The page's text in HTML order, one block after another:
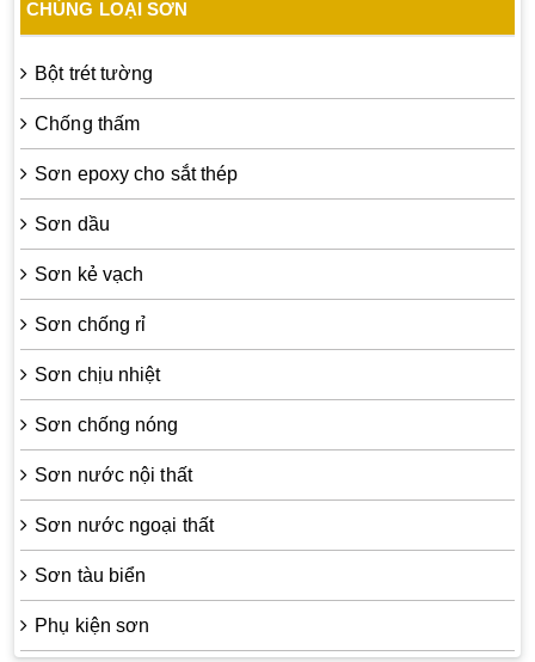
CHỦNG LOẠI SƠN
Bột trét tường
Chống thấm
Sơn epoxy cho sắt thép
Sơn dầu
Sơn kẻ vạch
Sơn chống rỉ
Sơn chịu nhiệt
Sơn chống nóng
Sơn nước nội thất
Sơn nước ngoại thất
Sơn tàu biển
Phụ kiện sơn